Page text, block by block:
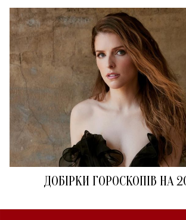
ДОБІРКИ ГОРОСКОПІВ НА